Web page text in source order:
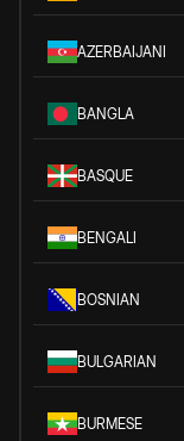
AZERBAIJANI
BANGLA
BASQUE
BENGALI
BOSNIAN
BULGARIAN
BURMESE